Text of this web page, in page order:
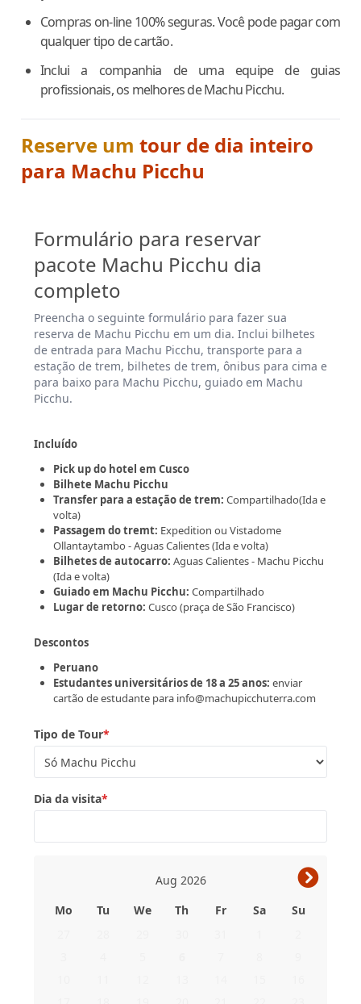
Compras on-line 100% seguras. Você pode pagar com
qualquer tipo de cartão.
Inclui a companhia de uma equipe de guias
profissionais, os melhores de Machu Picchu.
Reserve um tour de dia inteiro
para Machu Picchu
Formulário para reservar
pacote Machu Picchu dia
completo
Preencha o seguinte formulário para fazer sua
reserva de Machu Picchu em um dia. Inclui bilhetes
de entrada para Machu Picchu, transporte para a
estação de trem, bilhetes de trem, ônibus para cima e
para baixo para Machu Picchu, guiado em Machu
Picchu.
Incluído
Pick up do hotel em Cusco
Bilhete Machu Picchu
Transfer para a estação de trem: Compartilhado(Ida e
volta)
Passagem do tremt: Expedition ou Vistadome
Ollantaytambo - Aguas Calientes (Ida e volta)
Bilhetes de autocarro: Aguas Calientes - Machu Picchu
(Ida e volta)
Guiado em Machu Picchu: Compartilhado
Lugar de retorno: Cusco (praça de São Francisco)
Descontos
Peruano
Estudantes universitários de 18 a 25 anos: enviar
cartão de estudante para info@machupicchuterra.com
Tipo de Tour*
Dia da visita*
Aug 2026 ›
Mo Tu We Th Fr Sa
Su